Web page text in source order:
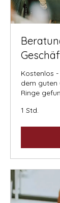
Kostenlos
dem guten
Ringe
1 Std.